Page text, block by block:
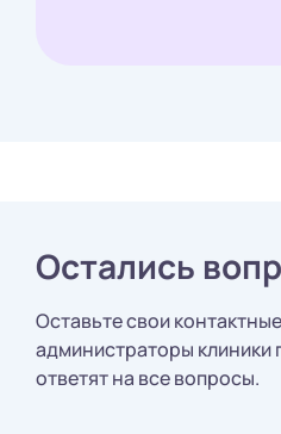
Остались
Оставьте свои
администраторы клиники
ответят на все вопросы.